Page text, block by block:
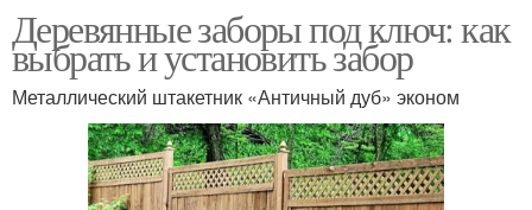
Деревянные заборы под ключ: как
выбрать и установить забор
Металлический штакетник «Античный дуб» эконом